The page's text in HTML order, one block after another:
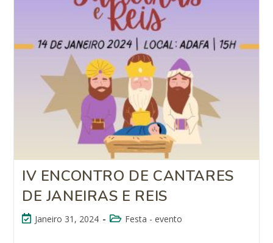
IV ENCONTRO DE CANTARES
DE JANEIRAS E REIS
Janeiro 31, 2024 Festa - evento